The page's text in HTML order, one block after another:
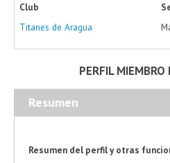
Club
Titanes de Aragua
PERFIL
Resumen
Resumen del perfil y otras